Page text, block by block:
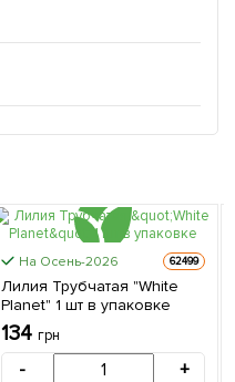
На Осень-2026 62499
Лилия Трубчатая "White
Planet" 1 шт в упаковке
134 грн
- +